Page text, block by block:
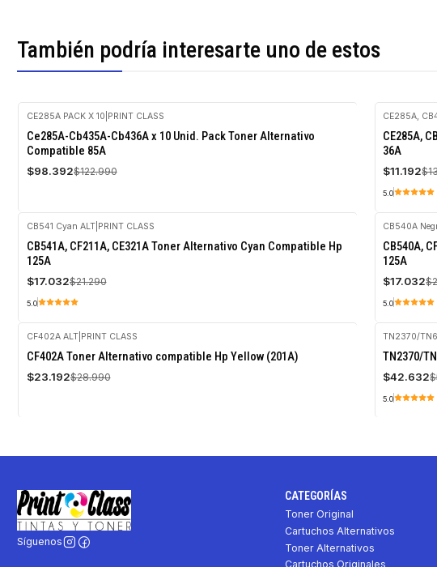
También podría interesarte uno de estos
-20%
OFF
CE285A PACK X 10 PRINT CLASS
Ce285A-Cb435A-Cb436A x 10 Unid. Pack Toner Alternativo
Compatible 85A
$98.392$122.990
-20%
OFF
CE285A,
CE285A,
36A
$11.192
5.0
-20%
OFF
CB541 Cyan ALT| PRINT CLASS
CB541A, CF211A, CE321A Toner Alternativo Cyan Compatible Hp
125A
$17.032$21.290
5.0
-20%
OFF
CB540A
CB540A,
125A
$17.032
5.0
-20%
OFF
CF402A ALT| PRINT CLASS
CF402A Toner Alternativo compatible Hp Yellow (201A)
$23.192$28.990
-20%
OFF
TN2370/
TN2370/
$42.632
5.0
Síguenos
CATEGORÍAS
Toner Original
Cartuchos Alternativos
Toner Alternativos
Cartuchos Originales